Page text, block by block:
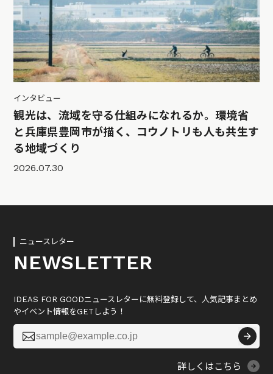
インタビュー
観光は、流域を守る仕組みになれるか。環境省
と兵庫県豊岡市が描く、コウノトリも人も共生す
る地域づくり
2026.07.30
ニュースレター
NEWSLETTER
IDEAS FOR GOODニュースレターに無料登録して、人気記事まとめ
やイベント情報をGETしよう！

詳しくはこちら